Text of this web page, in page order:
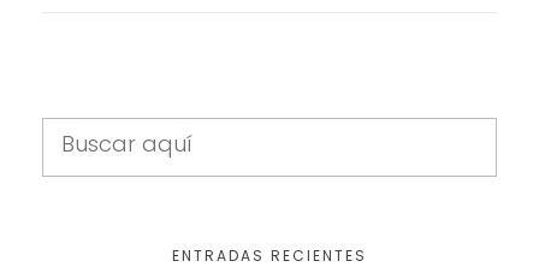
ENTRADAS RECIENTES